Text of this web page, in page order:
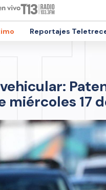
Reportajes
miércoles 17